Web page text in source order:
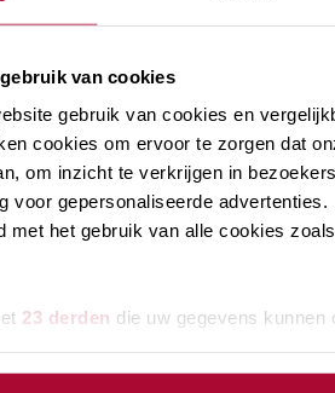
van cookies
gebruik van cookies en
cookies om ervoor te zorgen dat
om inzicht te verkrijgen in
voor gepersonaliseerde advertenties.
met het gebruik van alle cookies
23 derden die uw gegevens kunnen
Educatie nieuwsbrief